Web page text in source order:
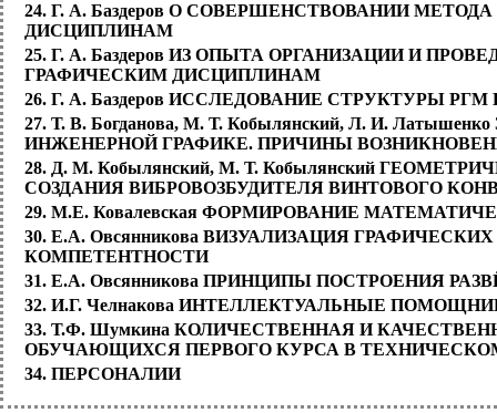
24. Г. А. Баздеров О СОВЕРШЕНСТВОВАНИИ
ДИСЦИПЛИНАМ
25. Г. А. Баздеров ИЗ ОПЫТА ОРГАНИЗАЦИИ И
ГРАФИЧЕСКИМ ДИСЦИПЛИНАМ
26. Г. А. Баздеров ИССЛЕДОВАНИЕ СТРУКТУРЫ
27. Т. В. Богданова, М. Т. Кобылянский, Л. И.
ИНЖЕНЕРНОЙ ГРАФИКЕ. ПРИЧИНЫ
28. Д. М. Кобылянский, М. Т. Кобылянский
СОЗДАНИЯ ВИБРОВОЗБУДИТЕЛЯ ВИНТОВОГО
29. М.Е. Ковалевская ФОРМИРОВАНИЕ
30. Е.А. Овсянникова ВИЗУАЛИЗАЦИЯ
КОМПЕТЕНТНОСТИ
31. Е.А. Овсянникова ПРИНЦИПЫ ПОСТРОЕНИЯ
32. И.Г. Челнакова ИНТЕЛЛЕКТУАЛЬНЫЕ
33. Т.Ф. Шумкина КОЛИЧЕСТВЕННАЯ И
ОБУЧАЮЩИХСЯ ПЕРВОГО КУРСА В
34. ПЕРСОНАЛИИ